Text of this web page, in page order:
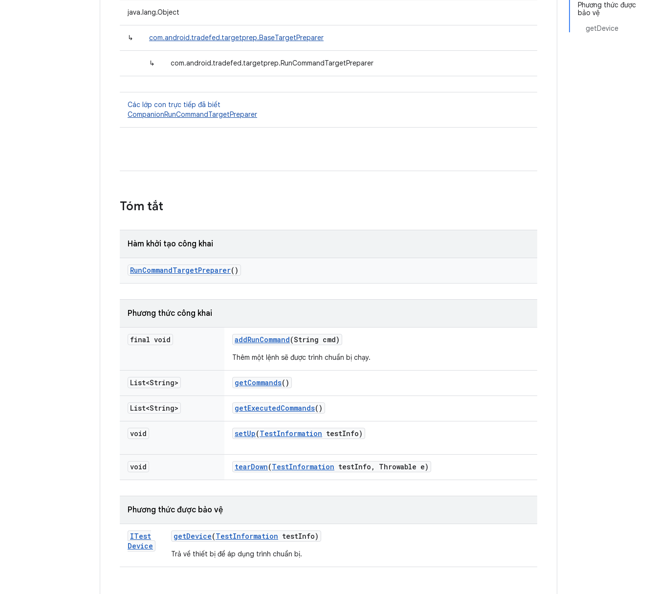
Phương thức được
bảo vệ
getDevice
java.lang.Object
↳ com.android.tradefed.targetprep.BaseTargetPreparer
↳ com.android.tradefed.targetprep.RunCommandTargetPreparer
Các lớp con trực tiếp đã biết
CompanionRunCommandTargetPreparer
Tóm tắt
Hàm khởi tạo công khai
RunCommandTargetPreparer()
Phương thức công khai
final void addRunCommand(String cmd)
Thêm một lệnh sẽ được trình chuẩn bị chạy.
List<String> getCommands()
List<String> getExecutedCommands()
void setUp(TestInformation testInfo)
void tearDown(TestInformation testInfo , Throwable e)
Phương thức được bảo vệ
ITest
Device
getDevice(TestInformation testInfo)
Trả về thiết bị để áp dụng trình chuẩn bị.